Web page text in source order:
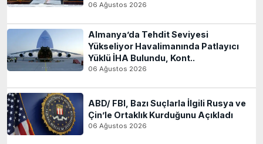
06 Ağustos 2026
Almanya’da Tehdit Seviyesi
Yükseliyor Havalimanında Patlayıcı
Yüklü İHA Bulundu, Kont..
06 Ağustos 2026
ABD/ FBI, Bazı Suçlarla İlgili Rusya ve
Çin’le Ortaklık Kurduğunu Açıkladı
06 Ağustos 2026